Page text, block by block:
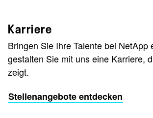
Karriere
Bringen Sie Ihre Talente bei NetApp
gestalten Sie mit uns eine Karriere,
zeigt.
Stellenangebote entdecken